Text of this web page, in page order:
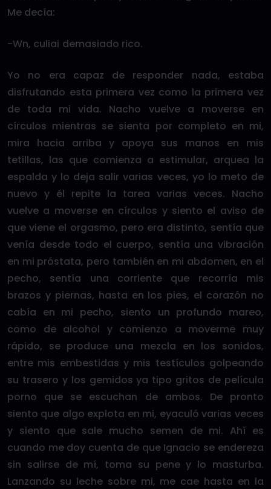
Me decía:
-Wn, culiai demasiado rico.
Yo no era capaz de responder nada, estaba
disfrutando esta primera vez como la primera vez
de toda mi vida. Nacho vuelve a moverse en
círculos mientras se sienta por completo en mi,
mira hacia arriba y apoya sus manos en mis
tetillas, las que comienza a estimular, arquea la
espalda y lo deja salir varias veces, yo lo meto de
nuevo y él repite la tarea varias veces. Nacho
vuelve a moverse en círculos y siento el aviso de
que viene el orgasmo, pero era distinto, sentía que
venía desde todo el cuerpo, sentía una vibración
en mi próstata, pero también en mi abdomen, en el
pecho, sentía una corriente que recorría mis
brazos y piernas, hasta en los pies, el corazón no
cabía en mi pecho, siento un profundo mareo,
como de alcohol y comienzo a moverme muy
rápido, se produce una mezcla en los sonidos,
entre mis embestidas y mis testículos golpeando
su trasero y los gemidos ya tipo gritos de película
porno que se escuchan de ambos. De pronto
siento que algo explota en mi, eyaculó varias veces
y siento que sale mucho semen de mi. Ahí es
cuando me doy cuenta de que Ignacio se endereza
sin salirse de mí, toma su pene y lo masturba.
Lanzando su leche sobre mi, me cae hasta en la